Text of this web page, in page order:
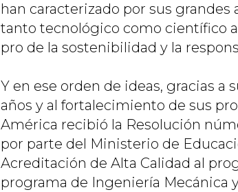
han caracterizado por sus
tanto tecnológico como científico
pro de la sostenibilidad y la
Y en ese orden de ideas, gracias
años y al fortalecimiento de sus
América recibió la Resolución
por parte del Ministerio de
Acreditación de Alta Calidad al
programa de Ingeniería Mecánica